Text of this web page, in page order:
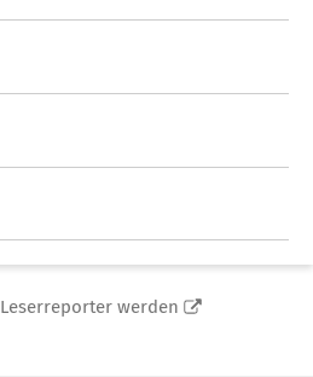
Leserreporter werden